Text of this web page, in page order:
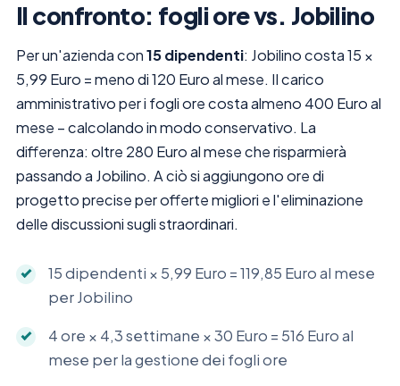
Il confronto: fogli ore vs. Jobilino
Per un'azienda con15 dipendenti: Jobilino costa 15 ×
5,99 Euro = meno di 120 Euro al mese. Il carico
amministrativo per i fogli ore costa almeno 400 Euro al
mese – calcolando in modo conservativo. La
differenza: oltre 280 Euro al mese che risparmierà
passando a Jobilino. A ciò si aggiungono ore di
progetto precise per offerte migliori e l'eliminazione
delle discussioni sugli straordinari.
15 dipendenti × 5,99 Euro = 119,85 Euro al mese
per Jobilino
4 ore × 4,3 settimane × 30 Euro = 516 Euro al
mese per la gestione dei fogli ore